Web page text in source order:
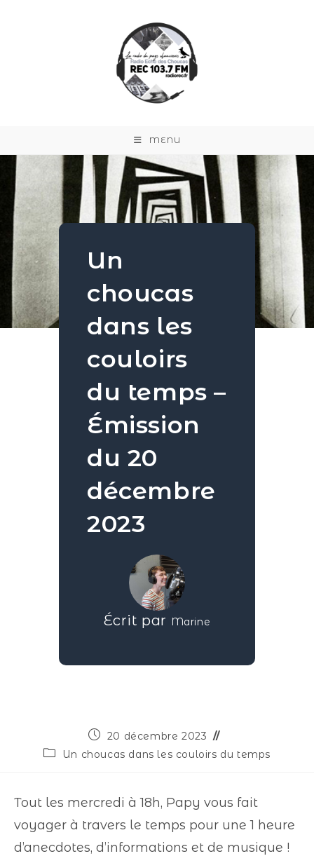
MENU
Un
choucas
dans les
couloirs
du temps –
Émission
du 20
décembre
2023
Écrit par Marine
20 décembre 2023
Un choucas dans les couloirs du temps
Tout les mercredi à 18h, Papy vous fait
voyager à travers le temps pour une 1 heure
d’anecdotes, d’informations et de musique !